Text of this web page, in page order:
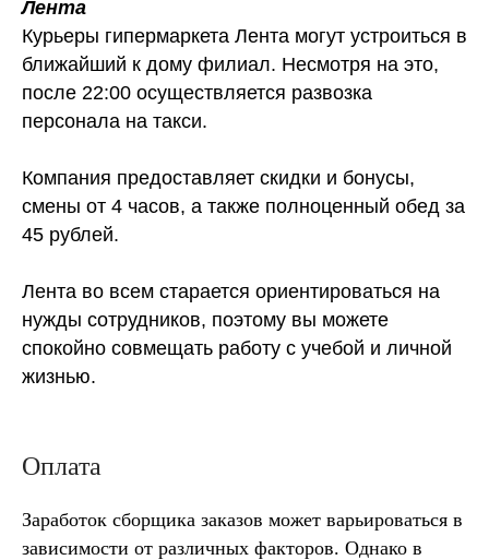
Лента
Курьеры гипермаркета Лента могут устроиться в
ближайший к дому филиал. Несмотря на это,
после 22:00 осуществляется развозка
персонала на такси.
Компания предоставляет скидки и бонусы,
смены от 4 часов, а также полноценный обед за
45 рублей.
Лента во всем старается ориентироваться на
нужды сотрудников, поэтому вы можете
спокойно совмещать работу с учебой и личной
жизнью.
Оплата
Заработок сборщика заказов может варьироваться в
зависимости от различных факторов. Однако в